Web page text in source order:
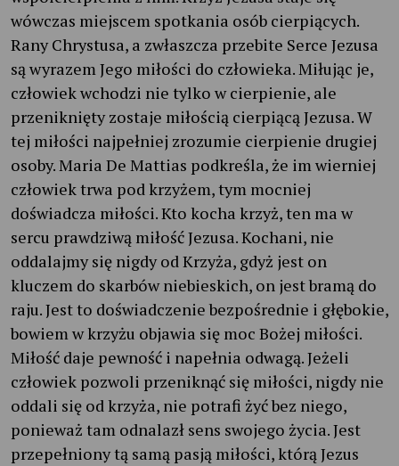
wówczas miejscem spotkania osób cierpiących.
Rany Chrystusa, a zwłaszcza przebite Serce Jezusa
są wyrazem Jego miłości do człowieka. Miłując je,
człowiek wchodzi nie tylko w cierpienie, ale
przeniknięty zostaje miłością cierpiącą Jezusa. W
tej miłości najpełniej zrozumie cierpienie drugiej
osoby. Maria De Mattias podkreśla, że im wierniej
człowiek trwa pod krzyżem, tym mocniej
doświadcza miłości. Kto kocha krzyż, ten ma w
sercu prawdziwą miłość Jezusa. Kochani, nie
oddalajmy się nigdy od Krzyża, gdyż jest on
kluczem do skarbów niebieskich, on jest bramą do
raju. Jest to doświadczenie bezpośrednie i głębokie,
bowiem w krzyżu objawia się moc Bożej miłości.
Miłość daje pewność i napełnia odwagą. Jeżeli
człowiek pozwoli przeniknąć się miłości, nigdy nie
oddali się od krzyża, nie potrafi żyć bez niego,
ponieważ tam odnalazł sens swojego życia. Jest
przepełniony tą samą pasją miłości, którą Jezus